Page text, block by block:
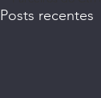
Posts recentes